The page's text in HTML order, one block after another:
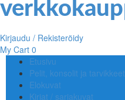
Kirjaudu / Rekisteröidy
My Cart 0
Etusivu
Pelit, konsolit ja tarvikkeet
Elokuvat
Kirjat / sarjakuvat